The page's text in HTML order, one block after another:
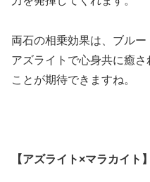
両石の相乗効果は、ブルー
アズライトで心身共に癒
ことが期待できますね。
【アズライト×マラカイト】